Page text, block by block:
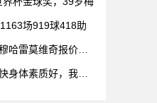
场919球418助
哈雷莫维奇报价，
身体素质好，我们